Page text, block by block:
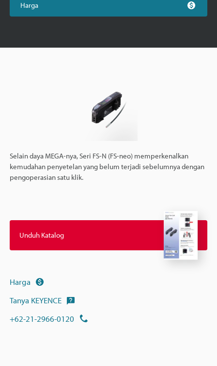
Harga
Selain daya MEGA-nya, Seri FS-N (FS-neo) memperkenalkan
kemudahan penyetelan yang belum terjadi sebelumnya dengan
pengoperasian satu klik.
Unduh Katalog
Harga
Tanya KEYENCE
+62-21-2966-0120